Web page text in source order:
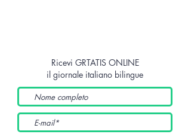
Ricevi GRTATIS ONLINE
il giornale italiano bilingue